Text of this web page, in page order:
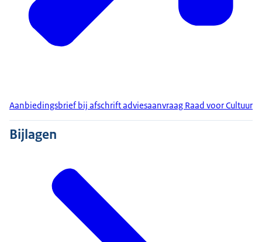
Aanbiedingsbrief bij afschrift adviesaanvraag Raad voor Cultuur
Bijlagen